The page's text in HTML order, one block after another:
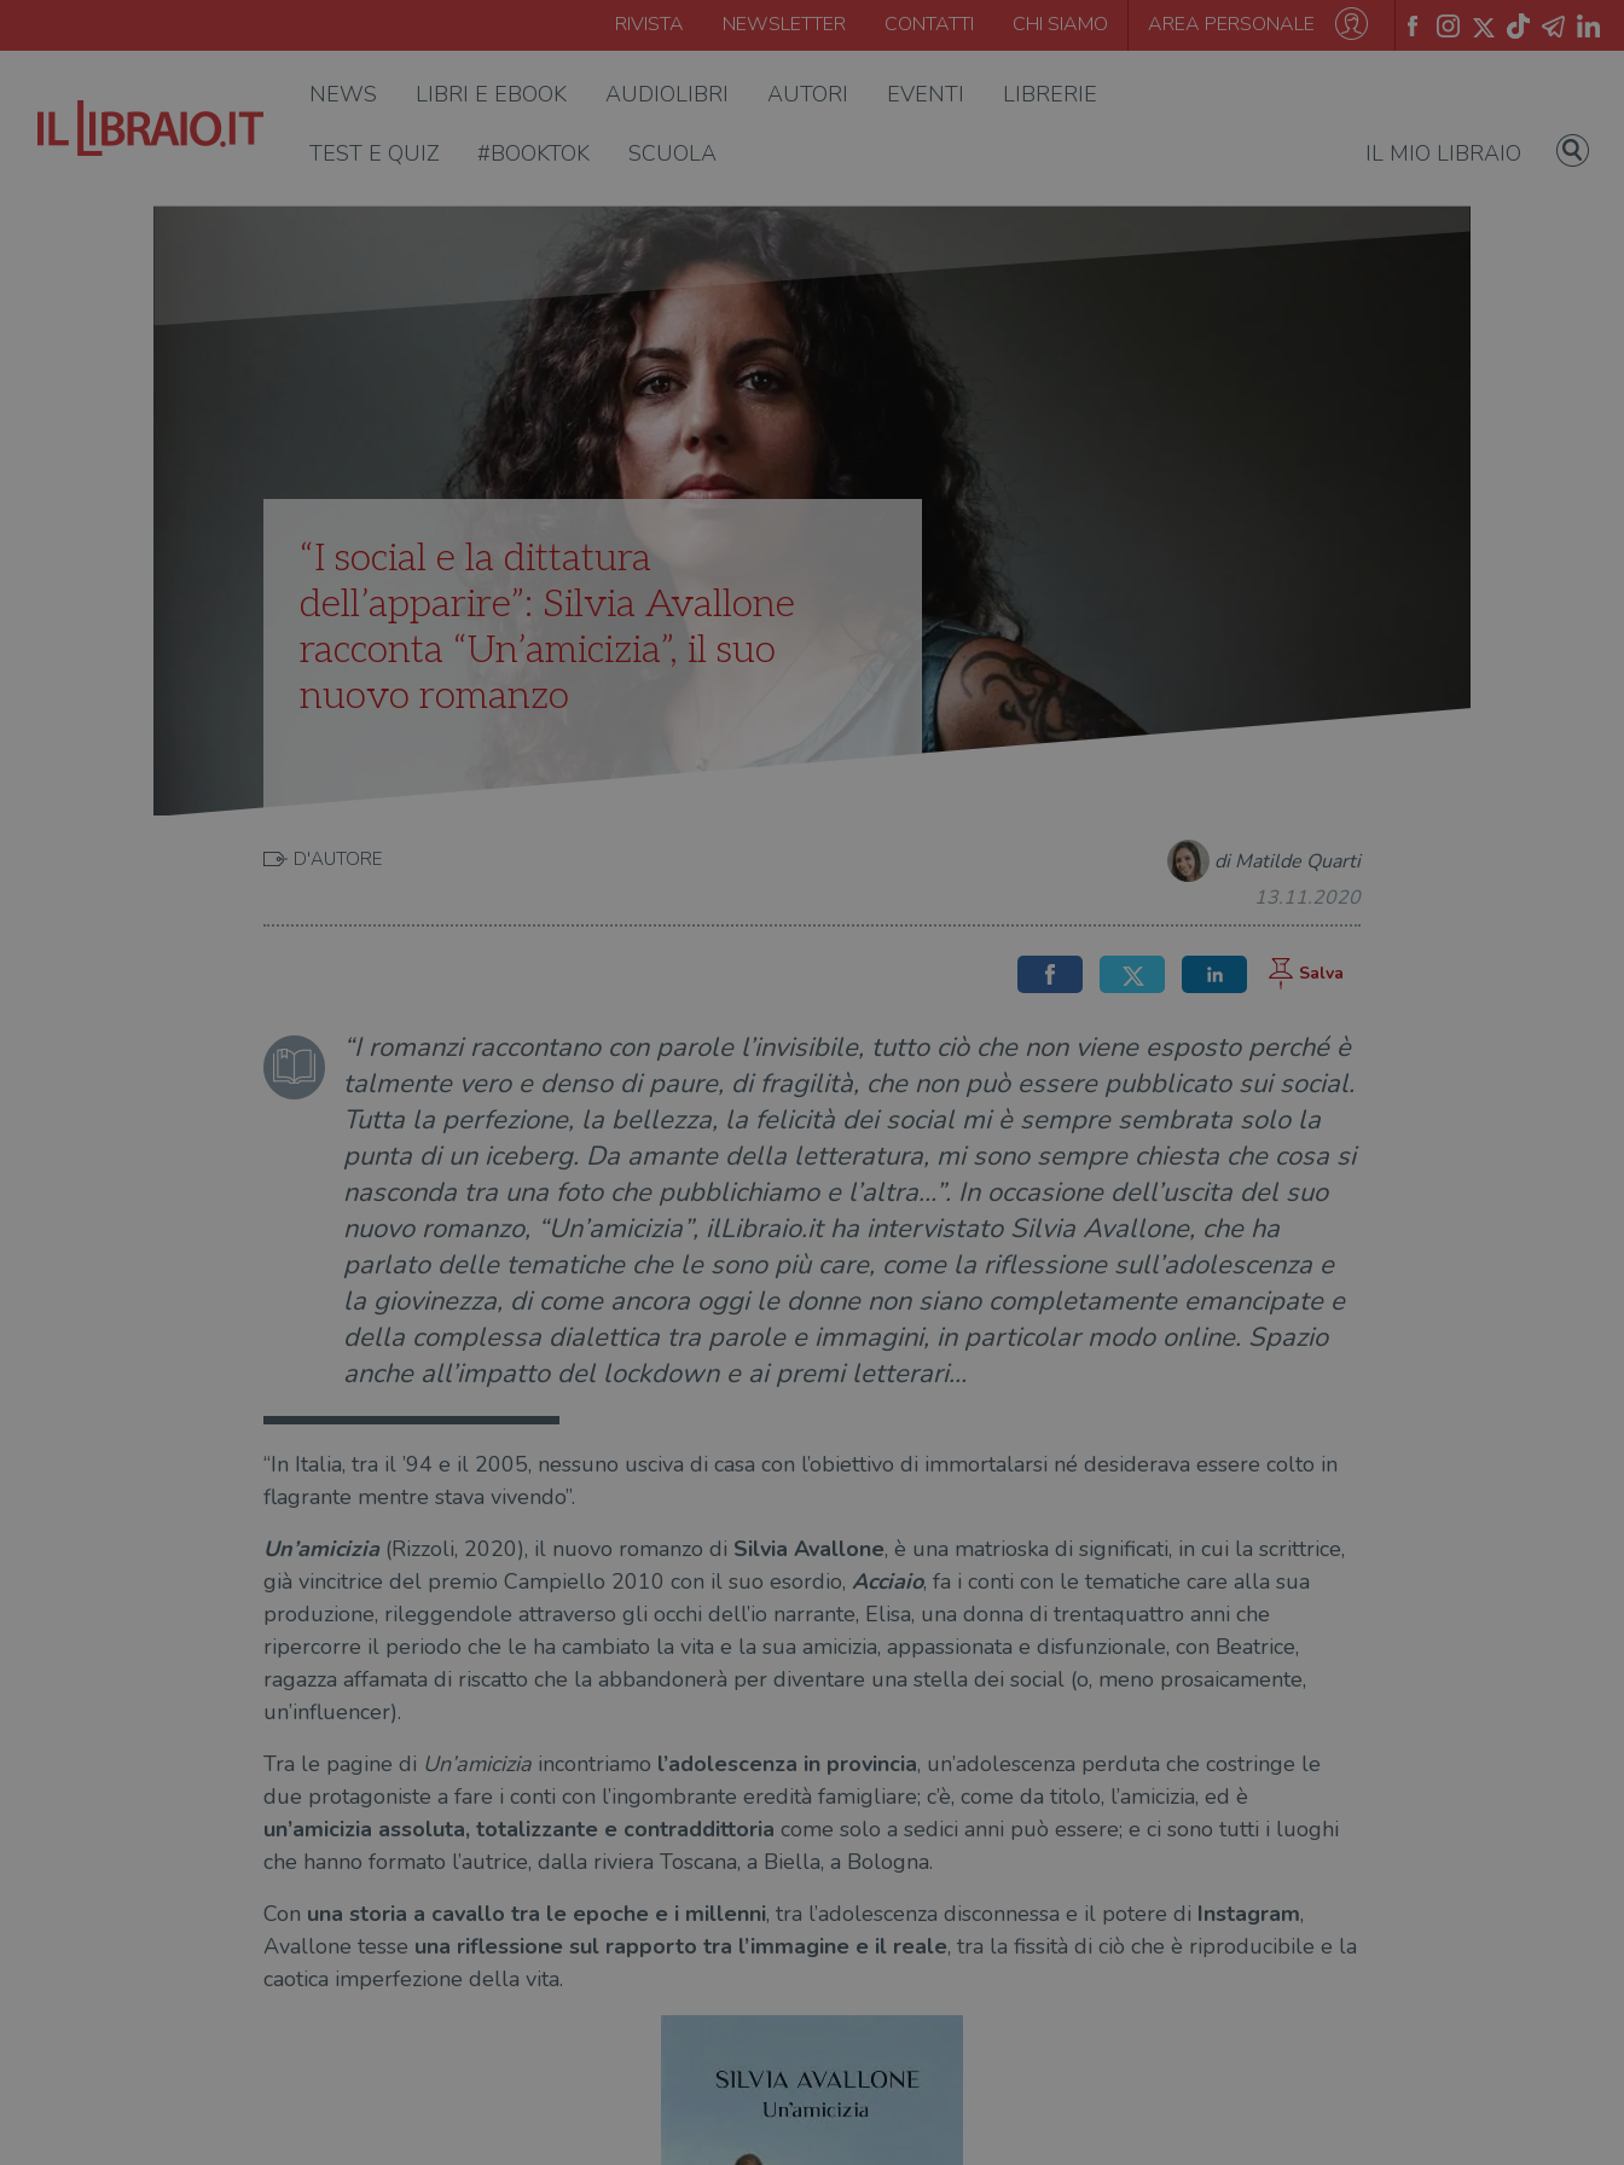
RIVISTA NEWSLETTER CONTATTI CHI SIAMO AREA PERSONALE
NEWS LIBRI E EBOOK AUDIOLIBRI AUTORI EVENTI LIBRERIE
TEST E QUIZ #BOOKTOK SCUOLA IL MIO LIBRAIO
“I social e la dittatura
dell’apparire”: Silvia Avallone
racconta “Un’amicizia”, il suo
nuovo romanzo
D'AUTORE
di Matilde Quarti
13.11.2020
“I romanzi raccontano con parole l’invisibile, tutto ciò che non viene esposto perché è
talmente vero e denso di paure, di fragilità, che non può essere pubblicato sui social.
Tutta la perfezione, la bellezza, la felicità dei social mi è sempre sembrata solo la
punta di un iceberg. Da amante della letteratura, mi sono sempre chiesta che cosa si
nasconda tra una foto che pubblichiamo e l’altra…”. In occasione dell’uscita del suo
nuovo romanzo, “Un’amicizia”, ilLibraio.it ha intervistato Silvia Avallone, che ha
parlato delle tematiche che le sono più care, come la riflessione sull’adolescenza e
la giovinezza, di come ancora oggi le donne non siano completamente emancipate e
della complessa dialettica tra parole e immagini, in particolar modo online. Spazio
anche all’impatto del lockdown e ai premi letterari…
“In Italia, tra il ’94 e il 2005, nessuno usciva di casa con l’obiettivo di immortalarsi né desiderava essere colto in
flagrante mentre stava vivendo”.
Un’amicizia(Rizzoli, 2020), il nuovo romanzo di Silvia Avallone, è una matrioska di significati, in cui la scrittrice,
già vincitrice del premio Campiello 2010 con il suo esordio, Acciaio, fa i conti con le tematiche care alla sua
produzione, rileggendole attraverso gli occhi dell’io narrante, Elisa, una donna di trentaquattro anni che
ripercorre il periodo che le ha cambiato la vita e la sua amicizia, appassionata e disfunzionale, con Beatrice,
ragazza affamata di riscatto che la abbandonerà per diventare una stella dei social (o, meno prosaicamente,
un’influencer).
Tra le pagine di Un’amiciziaincontriamo l’adolescenza in provincia, un’adolescenza perduta che costringe le
due protagoniste a fare i conti con l’ingombrante eredità famigliare; c’è, come da titolo, l’amicizia, ed è
un’amicizia assoluta, totalizzante e contraddittoria come solo a sedici anni può essere; e ci sono tutti i luoghi
che hanno formato l’autrice, dalla riviera Toscana, a Biella, a Bologna.
Con una storia a cavallo tra le epoche e i millenni, tra l’adolescenza disconnessa e il potere di Instagram,
Avallone tesse una riflessione sul rapporto tra l’immagine e il reale, tra la fissità di ciò che è riproducibile e la
caotica imperfezione della vita.